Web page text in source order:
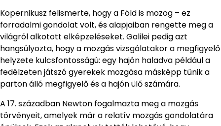
Kopernikusz felismerte, hogy a Föld is mozog – ez
forradalmi gondolat volt, és alapjaiban rengette meg a
világról alkotott elképzeléseket. Galilei pedig azt
hangsúlyozta, hogy a mozgás vizsgálatakor a megfigyelő
helyzete kulcsfontosságú: egy hajón haladva például a
fedélzeten játszó gyerekek mozgása másképp tűnik a
parton álló megfigyelő és a hajón ülő számára.
A 17. században Newton fogalmazta meg a mozgás
törvényeit, amelyek már a relatív mozgás gondolatára